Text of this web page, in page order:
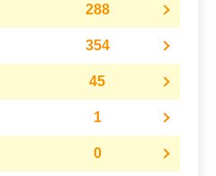
288
354
45
1
0